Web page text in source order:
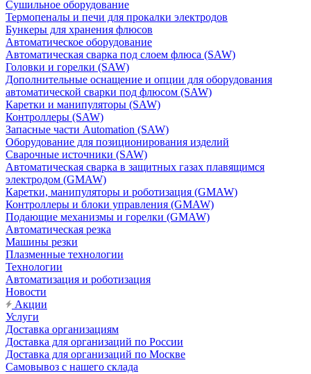
Сушильное оборудование
Термопеналы и печи для прокалки электродов
Бункеры для хранения флюсов
Автоматическое оборудование
Автоматическая сварка под слоем флюса (SAW)
Головки и горелки (SAW)
Дополнительные оснащение и опции для оборудования
автоматической сварки под флюсом (SAW)
Каретки и манипуляторы (SAW)
Контроллеры (SAW)
Запасные части Automation (SAW)
Оборудование для позиционирования изделий
Сварочные источники (SAW)
Автоматическая сварка в защитных газах плавящимся
электродом (GMAW)
Каретки, манипуляторы и роботизация (GMAW)
Контроллеры и блоки управления (GMAW)
Подающие механизмы и горелки (GMAW)
Автоматическая резка
Машины резки
Плазменные технологии
Технологии
Автоматизация и роботизация
Новости
Акции
Услуги
Доставка организациям
Доставка для организаций по России
Доставка для организаций по Москве
Самовывоз с нашего склада